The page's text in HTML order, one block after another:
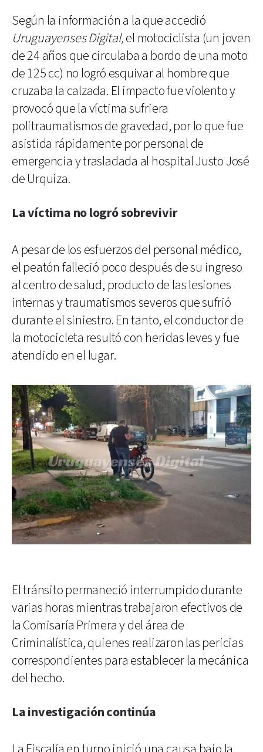
Según la información a la que accedió
Uruguayenses Digital,el motociclista (un joven
de 24 años que circulaba a bordo de una moto
de 125 cc) no logró esquivar al hombre que
cruzaba la calzada. El impacto fue violento y
provocó que la víctima sufriera
politraumatismos de gravedad, por lo que fue
asistida rápidamente por personal de
emergencia y trasladada al hospital Justo José
de Urquiza.
La víctima no logró sobrevivir
A pesar de los esfuerzos del personal médico,
el peatón falleció poco después de su ingreso
al centro de salud, producto de las lesiones
internas y traumatismos severos que sufrió
durante el siniestro. En tanto, el conductor de
la motocicleta resultó con heridas leves y fue
atendido en el lugar.
El tránsito permaneció interrumpido durante
varias horas mientras trabajaron efectivos de
la Comisaría Primera y del área de
Criminalística, quienes realizaron las pericias
correspondientes para establecer la mecánica
del hecho.
La investigación continúa